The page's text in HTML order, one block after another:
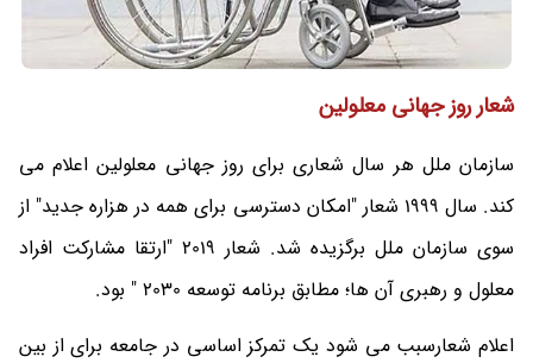
شعار روز جهانی معلولین
سازمان ملل هر سال شعاری برای روز جهانی معلولین اعلام می
کند. سال 1999 شعار "امکان دسترسی برای همه در هزاره جدید" از
سوی سازمان ملل برگزیده شد. شعار 2019 "ارتقا مشارکت افراد
معلول و رهبری آن ها؛ مطابق برنامه توسعه 2030 " بود.
اعلام شعارسبب می شود یک تمرکز اساسی در جامعه برای از بین